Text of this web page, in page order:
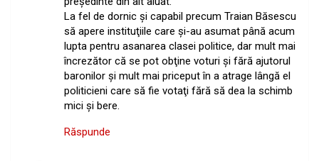
La fel de dornic şi capabil precum Traian Băsescu
să apere instituţiile care şi-au asumat până acum
lupta pentru asanarea clasei politice, dar mult mai
încrezător că se pot obţine voturi şi fără ajutorul
baronilor şi mult mai priceput în a atrage lângă el
politicieni care să fie votaţi fără să dea la schimb
mici şi bere.
Răspunde